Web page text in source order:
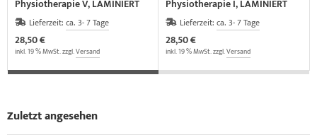
Physiotherapie V, LAMINIERT
(HAUTINNERVATION)
Lieferzeit: ca. 3- 7 Tage
28,50 €
inkl. 19 % MwSt. zzgl.Versand
Physiotherapie I, LAMINIERT
(REFLEXZONEN HAND UND
FUSS)Lieferzeit: ca. 3- 7 Tage
28,50 €
inkl. 19 % MwSt. zzgl.Versand
Zuletzt angesehen